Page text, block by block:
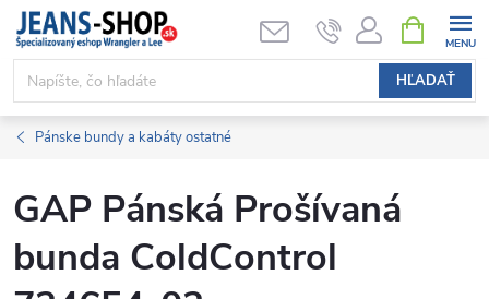
Prejsť
obsah
HĽADAŤ
KOŠÍK
Pánske bundy a kabáty ostatné
GAP Pánská Prošívaná
bunda ColdControl